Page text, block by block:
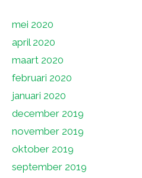
mei 2020
april 2020
maart 2020
februari 2020
januari 2020
december 2019
november 2019
oktober 2019
september 2019